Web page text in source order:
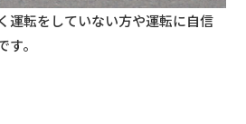
運転をしていない方や運転に自信
。